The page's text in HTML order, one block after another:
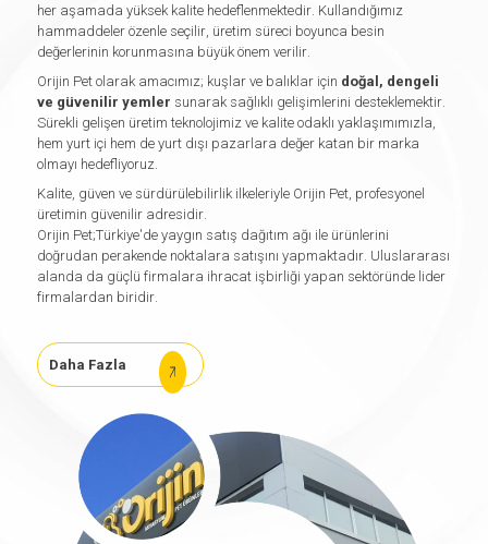
her aşamada yüksek kalite hedeflenmektedir. Kullandığımız
hammaddeler özenle seçilir, üretim süreci boyunca besin
değerlerinin korunmasına büyük önem verilir.
Orijin Pet olarak amacımız; kuşlar ve balıklar için doğal, dengeli
ve güvenilir yemler sunarak sağlıklı gelişimlerini desteklemektir.
Sürekli gelişen üretim teknolojimiz ve kalite odaklı yaklaşımımızla,
hem yurt içi hem de yurt dışı pazarlara değer katan bir marka
olmayı hedefliyoruz.
Kalite, güven ve sürdürülebilirlik ilkeleriyle Orijin Pet, profesyonel
üretimin güvenilir adresidir.
Orijin Pet;Türkiye'de yaygın satış dağıtım ağı ile ürünlerini
doğrudan perakende noktalara satışını yapmaktadır. Uluslararası
alanda da güçlü firmalara ihracat işbirliği yapan sektöründe lider
firmalardan biridir.
Daha Fazla